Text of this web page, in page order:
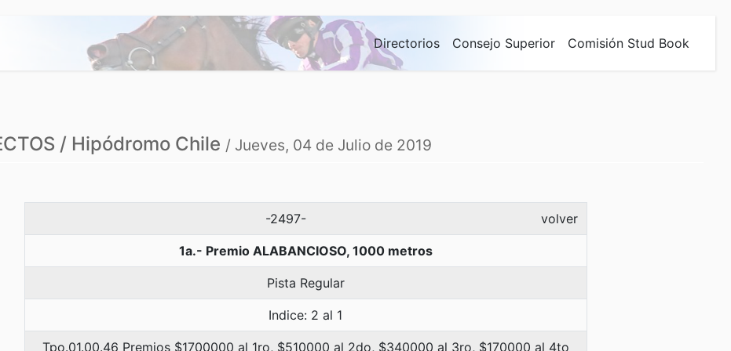
Directorios Consejo Superior Comisión Stud Book
/ Hipódromo Chile / Jueves, 04 de Julio de 2019
-2497- volver
1a.- Premio ALABANCIOSO, 1000 metros
Pista Regular
Indice: 2 al 1
Tpo.01.00.46 Premios $1700000 al 1ro, $510000 al 2do, $340000 al 3ro, $170000 al 4to